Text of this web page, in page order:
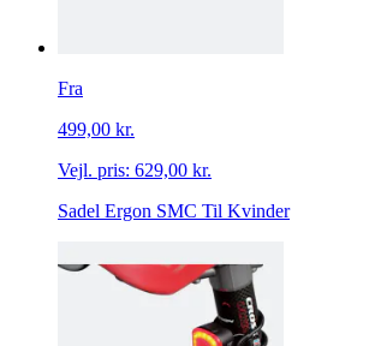
Fra
499,00 kr.
Vejl. pris: 629,00 kr.
Sadel Ergon SMC Til Kvinder